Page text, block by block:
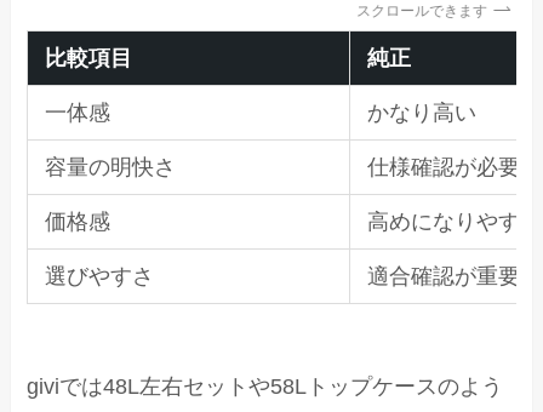
スクロールできます
比較項目 純正
一体感 かなり高い
容量の明快さ 仕様確認が必要
価格感 高めになりやすい
選びやすさ 適合確認が重要
giviでは48L左右セットや58Lトップケースのよう